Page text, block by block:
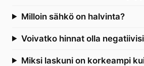
Milloin sähkö on halvinta?
Voivatko hinnat olla
Miksi laskuni on korkeampi